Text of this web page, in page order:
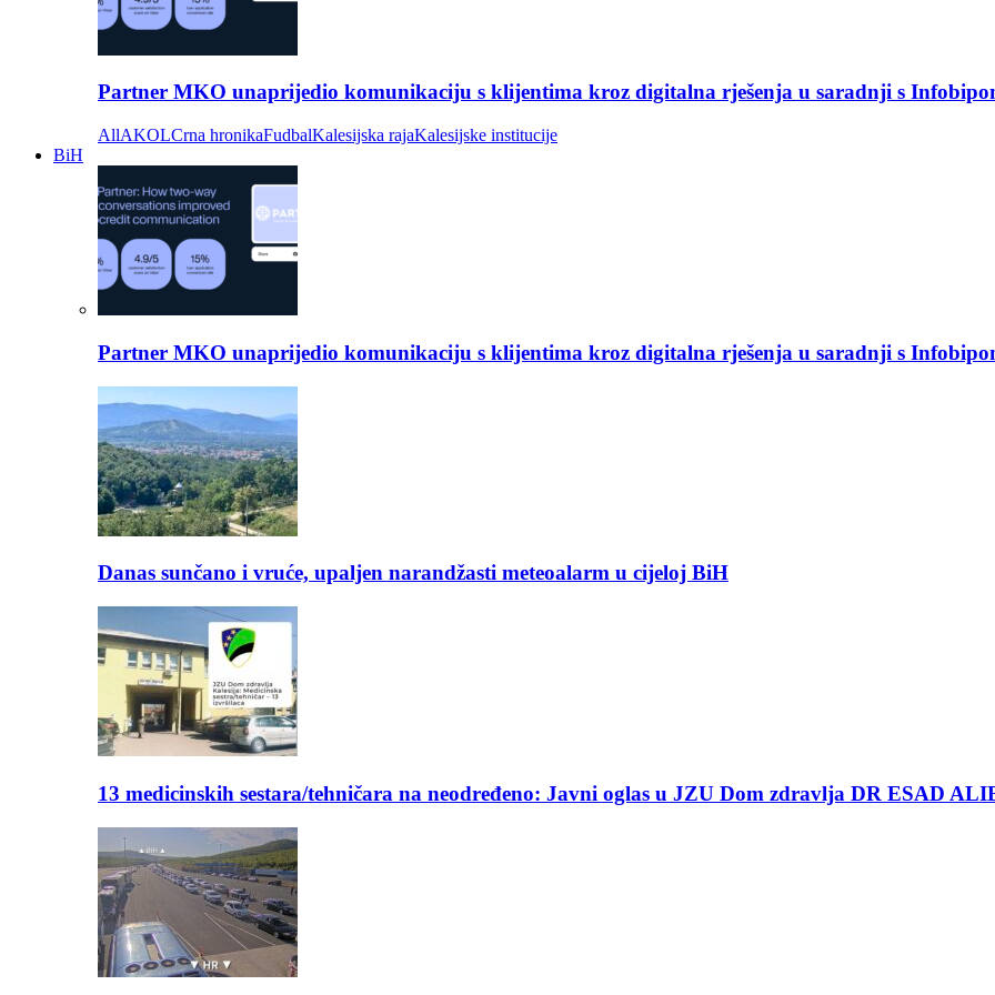
Partner MKO unaprijedio komunikaciju s klijentima kroz digitalna rješenja u saradnji s
AllAKOLCrna hronikaFudbalKalesijska rajaKalesijske institucije
BiH
Partner MKO unaprijedio komunikaciju s klijentima kroz digitalna rješenja u saradnji s
Danas sunčano i vruće, upaljen narandžasti meteoalarm u cijeloj BiH
13 medicinskih sestara/tehničara na neodređeno: Javni oglas u JZU Dom zdravlja DR ESAD